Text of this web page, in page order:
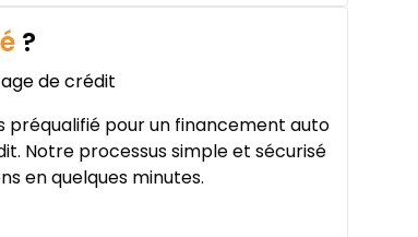
?
de crédit
préqualifié pour un financement auto
Notre processus simple et sécurisé
en quelques minutes.